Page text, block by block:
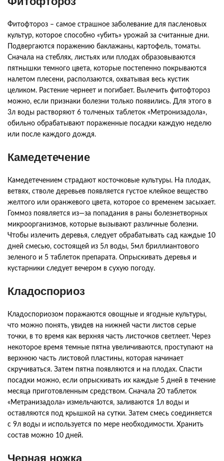
Фитофтороз – самое страшное заболевание для пасленовых
культур, которое способно «убить» урожай за считанные дни.
Подвергаются поражению баклажаны, картофель, томаты.
Сначала на стеблях, листьях или плодах образовываются
пятнышки темного цвета, которые постепенно покрываются
налетом плесени, расползаются, охватывая весь кустик
целиком. Растение чернеет и погибает. Вылечить фитофтороз
можно, если признаки болезни только появились. Для этого в
3л воды растворяют 6 толченых таблеток « Метронизадола»,
обильно обрабатывают пораженные посадки каждую неделю
или после каждого дождя.
Камедетечение
Камедетечением страдают косточковые культуры. На плодах,
ветвях, стволе деревьев появляется густое клейкое вещество
желтого или оранжевого цвета, которое со временем засыхает.
Гоммоз появляется из—за попадания в раны болезнетворных
микроорганизмов, которые вызывают различные болезни.
Чтобы излечить деревья, следует обрабатывать сад каждые 10
дней смесью, состоящей из 5л воды, 5мл бриллиантового
зеленого и 5 таблеток препарата. Опрыскивать деревья и
кустарники следует вечером в сухую погоду.
Кладоспориоз
Кладоспориозом поражаются овощные и ягодные культуры,
что можно понять, увидев на нижней части листов серые
точки, в то время как верхняя часть листочков светлеет. Через
некоторое время темные пятна увеличиваются, проступают на
верхнюю часть листовой пластины, которая начинает
скручиваться. Затем пятна появляются и на плодах. Спасти
посадки можно, если опрыскивать их каждые 5 дней в течение
месяца приготовленным средством. Сначала 20 таблеток
« Метранизадола» измельчаются, заливаются 1л воды и
оставляются под крышкой на сутки. Затем смесь соединяется
с 9л воды и используется по мере необходимости. Хранить
состав можно 10 дней.
Черная ножка